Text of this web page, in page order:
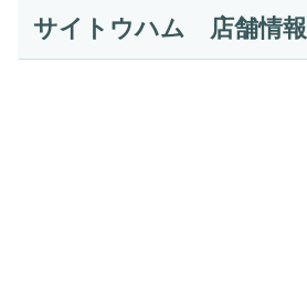
サイトウハム 店舗情報